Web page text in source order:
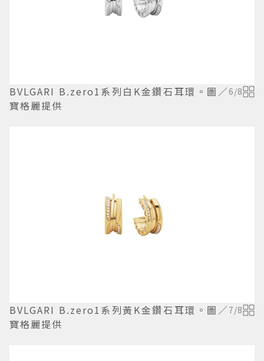
BVLGARI B.zero1系列白K金鑽石耳環。圖／
寶格麗提供
6/8
BVLGARI B.zero1系列黃K金鑽石耳環。圖／
寶格麗提供
7/8